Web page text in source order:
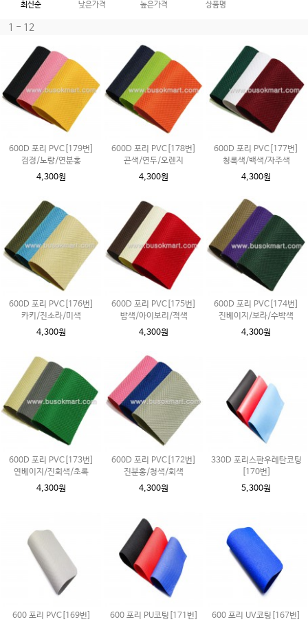
최신순 낮은가격 높은가격 상품명
1 - 12
600D 포리 PVC[179번]
검정/노랑/연분홍
4,300원
600D 포리 PVC[178번]
곤색/연두/오렌지
4,300원
600D 포리 PVC[177번]
청록색/백색/자주색
4,300원
600D 포리 PVC[176번]
카키/진소라/미색
4,300원
600D 포리 PVC[175번]
밤색/아이보리/적색
4,300원
600D 포리 PVC[174번]
진베이지/보라/수박색
4,300원
600D 포리 PVC[173번]
연베이지/진회색/초록
4,300원
600D 포리 PVC[172번]
진분홍/청색/회색
4,300원
330D 포리스판우레탄코팅
[170번]
5,300원
600 포리 PVC[169번] 600 포리 PU코팅[171번] 600 포리 UV코팅[167번]